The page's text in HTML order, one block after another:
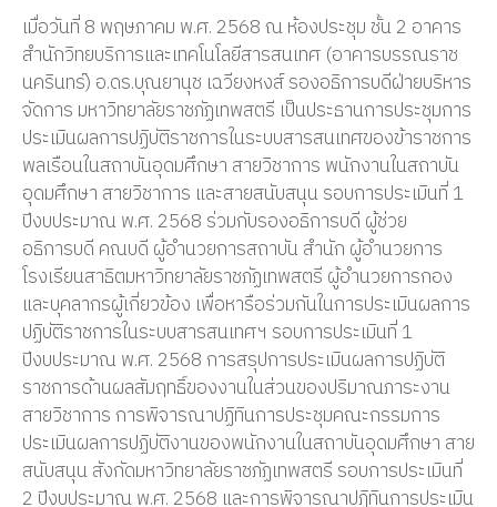
เมื่อวันที่ 8 พฤษภาคม พ.ศ. 2568 ณ ห้องประชุม ชั้น 2 อาคาร
สำนักวิทยบริการและเทคโนโลยีสารสนเทศ (อาคารบรรณราช
นครินทร์) อ.ดร.บุณยานุช เฉวียงหงส์ รองอธิการบดีฝ่ายบริหาร
จัดการ มหาวิทยาลัยราชภัฏเทพสตรี เป็นประธานการประชุมการ
ประเมินผลการปฏิบัติราชการในระบบสารสนเทศของข้าราชการ
พลเรือนในสถาบันอุดมศึกษา สายวิชาการ พนักงานในสถาบัน
อุดมศึกษา สายวิชาการ และสายสนับสนุน รอบการประเมินที่ 1
ปีงบประมาณ พ.ศ. 2568 ร่วมกับรองอธิการบดี ผู้ช่วย
อธิการบดี คณบดี ผู้อำนวยการสถาบัน สำนัก ผู้อำนวยการ
โรงเรียนสาธิตมหาวิทยาลัยราชภัฏเทพสตรี ผู้อำนวยการกอง
และบุคลากรผู้เกี่ยวข้อง เพื่อหารือร่วมกันในการประเมินผลการ
ปฏิบัติราชการในระบบสารสนเทศฯ รอบการประเมินที่ 1
ปีงบประมาณ พ.ศ. 2568 การสรุปการประเมินผลการปฏิบัติ
ราชการด้านผลสัมฤทธิ์ของงานในส่วนของปริมาณภาระงาน
สายวิชาการ การพิจารณาปฏิทินการประชุมคณะกรรมการ
ประเมินผลการปฏิบัติงานของพนักงานในสถาบันอุดมศึกษา สาย
สนับสนุน สังกัดมหาวิทยาลัยราชภัฏเทพสตรี รอบการประเมินที่
2 ปีงบประมาณ พ.ศ. 2568 และการพิจารณาปฏิทินการประเมิน